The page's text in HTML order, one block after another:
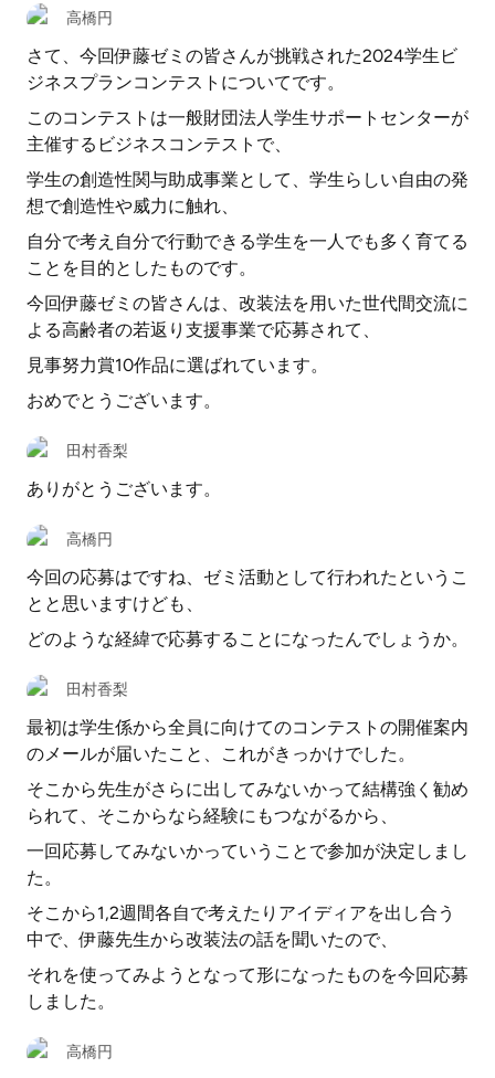
高橋円
さて、今回伊藤ゼミの皆さんが挑戦された2024学生ビ
ジネスプランコンテストについてです。
このコンテストは一般財団法人学生サポートセンターが
主催するビジネスコンテストで、
学生の創造性関与助成事業として、学生らしい自由の発
想で創造性や威力に触れ、
自分で考え自分で行動できる学生を一人でも多く育てる
ことを目的としたものです。
今回伊藤ゼミの皆さんは、改装法を用いた世代間交流に
よる高齢者の若返り支援事業で応募されて、
見事努力賞10作品に選ばれています。
おめでとうございます。
田村香梨
ありがとうございます。
高橋円
今回の応募はですね、ゼミ活動として行われたというこ
とと思いますけども、
どのような経緯で応募することになったんでしょうか。
田村香梨
最初は学生係から全員に向けてのコンテストの開催案内
のメールが届いたこと、これがきっかけでした。
そこから先生がさらに出してみないかって結構強く勧め
られて、そこからなら経験にもつながるから、
一回応募してみないかっていうことで参加が決定しまし
た。
そこから1,2週間各自で考えたりアイディアを出し合う
中で、伊藤先生から改装法の話を聞いたので、
それを使ってみようとなって形になったものを今回応募
しました。
高橋円